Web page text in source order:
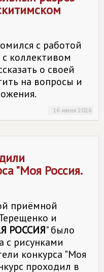
с работой
с коллективом
о своей
на вопросы и
16 июня 2026
"Моя Россия.
приёмной
и
РОССИЯ" было
с рисунками
конкурса "Моя
проходил в